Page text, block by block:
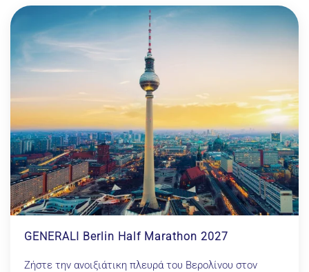
GENERALI Berlin Half Marathon 2027
Ζήστε την ανοιξιάτικη πλευρά του Βερολίνου στον